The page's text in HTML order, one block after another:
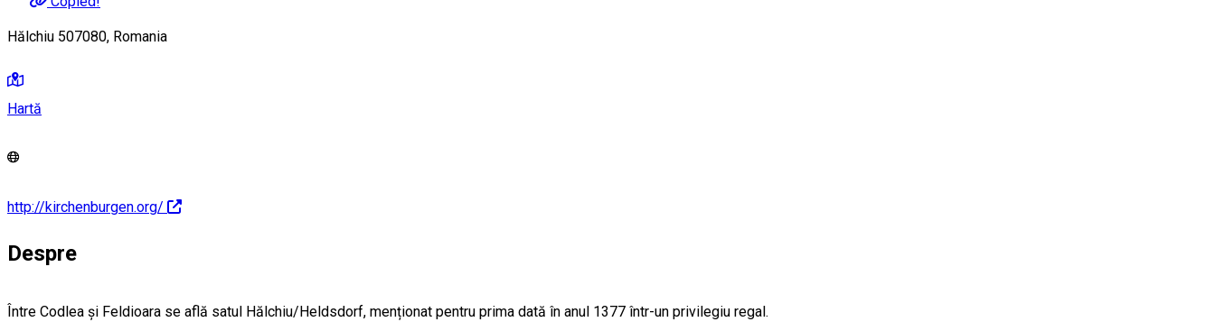
Hălchiu 507080, Romania
Hartă
http://kirchenburgen.org/
Despre
Între Codlea și Feldioara se află satul Hălchiu/Heldsdorf, menționat pentru prima dată în anul 1377 într-un privilegiu regal.